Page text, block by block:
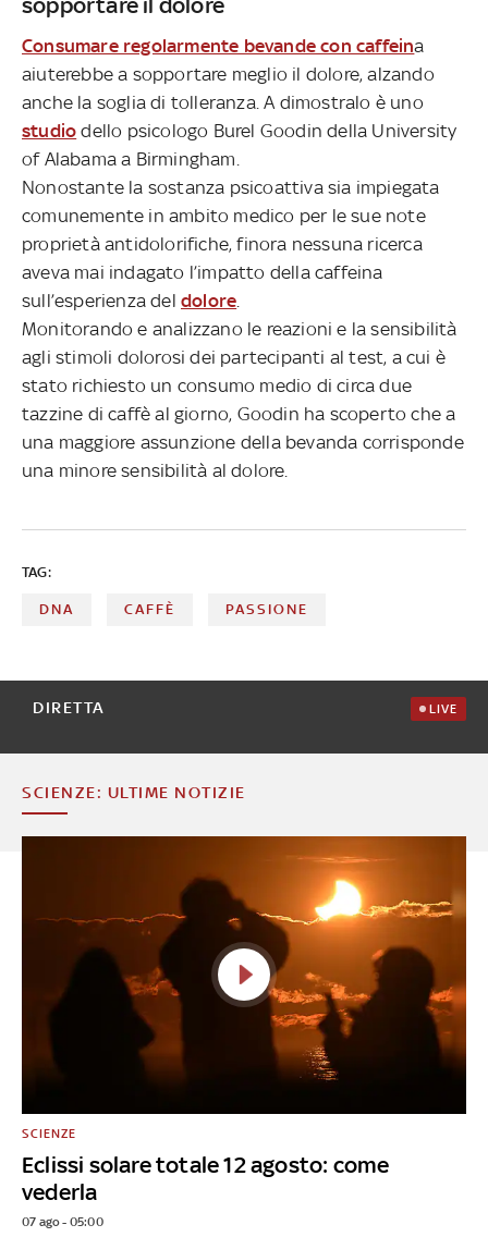
Consumare regolarmente bevande con caffeina
aiuterebbe a sopportare meglio il dolore, alzando
anche la soglia di tolleranza. A dimostralo è uno
studio dello psicologo Burel Goodin della University
of Alabama a Birmingham.
Nonostante la sostanza psicoattiva sia impiegata
comunemente in ambito medico per le sue note
proprietà antidolorifiche, finora nessuna ricerca
aveva mai indagato l’impatto della caffeina
sull’esperienza del dolore
Monitorando e analizzano le reazioni e la sensibilità
agli stimoli dolorosi dei partecipanti al test, a cui è
stato richiesto un consumo medio di circa due
tazzine di caffè al giorno, Goodin ha scoperto che a
una maggiore assunzione della bevanda corrisponde
una minore sensibilità al dolore.
TAG:
DNA CAFFÈ PASSIONE
DIRETTA LIVE
SCIENZE: ULTIME NOTIZIE
Eclissi solare totale 12 agosto: come
vederla
SCIENZE
07 ago - 05:00